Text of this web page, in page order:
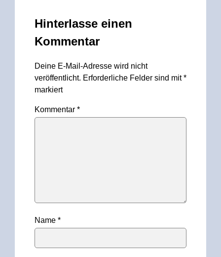
Hinterlasse einen
Kommentar
Deine E-Mail-Adresse wird nicht
veröffentlicht. Erforderliche Felder sind mit*
markiert
Kommentar *
Name *